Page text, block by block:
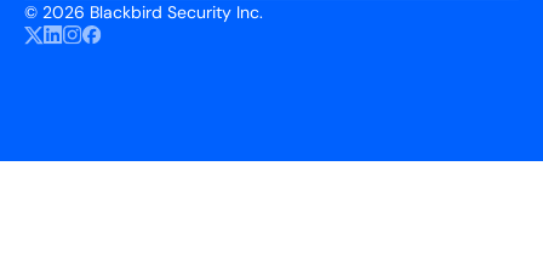
© 2026 Blackbird Security Inc.